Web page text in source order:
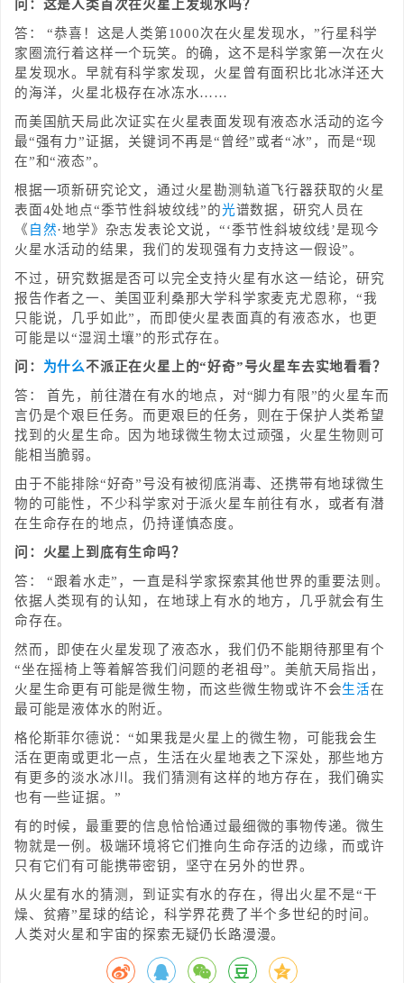
问：这是人类首次在火星上发现水吗？
答： “恭喜！这是人类第1000次在火星发现水，”行星科学
家圈流行着这样一个玩笑。的确，这不是科学家第一次在火
星发现水。早就有科学家发现，火星曾有面积比北冰洋还大
的海洋，火星北极存在冰冻水……
而美国航天局此次证实在火星表面发现有液态水活动的迄今
最“强有力”证据，关键词不再是“曾经”或者“冰”，而是“现
在”和“液态”。
根据一项新研究论文，通过火星勘测轨道飞行器获取的火星
表面4处地点“季节性斜坡纹线”的光谱数据，研究人员在
《 自然·地学》杂志发表论文说，“‘季节性斜坡纹线’是现今
火星水活动的结果，我们的发现强有力支持这一假设”。
不过，研究数据是否可以完全支持火星有水这一结论，研究
报告作者之一、美国亚利桑那大学科学家麦克尤恩称，“我
只能说，几乎如此”，而即使火星表面真的有液态水，也更
可能是以“湿润土壤”的形式存在。
问： 为什么不派正在火星上的“好奇”号火星车去实地看看？
答： 首先，前往潜在有水的地点，对“脚力有限”的火星车而
言仍是个艰巨任务。而更艰巨的任务，则在于保护人类希望
找到的火星生命。因为地球微生物太过顽强，火星生物则可
能相当脆弱。
由于不能排除“好奇”号没有被彻底消毒、还携带有地球微生
物的可能性，不少科学家对于派火星车前往有水，或者有潜
在生命存在的地点，仍持谨慎态度。
问：火星上到底有生命吗？
答： “跟着水走”，一直是科学家探索其他世界的重要法则。
依据人类现有的认知，在地球上有水的地方，几乎就会有生
命存在。
然而，即使在火星发现了液态水，我们仍不能期待那里有个
“坐在摇椅上等着解答我们问题的老祖母”。美航天局指出，
火星生命更有可能是微生物，而这些微生物或许不会生活在
最可能是液体水的附近。
格伦斯菲尔德说：“如果我是火星上的微生物，可能我会生
活在更南或更北一点，生活在火星地表之下深处，那些地方
有更多的淡水冰川。我们猜测有这样的地方存在，我们确实
也有一些证据。”
有的时候，最重要的信息恰恰通过最细微的事物传递。微生
物就是一例。极端环境将它们推向生命存活的边缘，而或许
只有它们有可能携带密钥，坚守在另外的世界。
从火星有水的猜测，到证实有水的存在，得出火星不是“干
燥、贫瘠”星球的结论，科学界花费了半个多世纪的时间。
人类对火星和宇宙的探索无疑仍长路漫漫。